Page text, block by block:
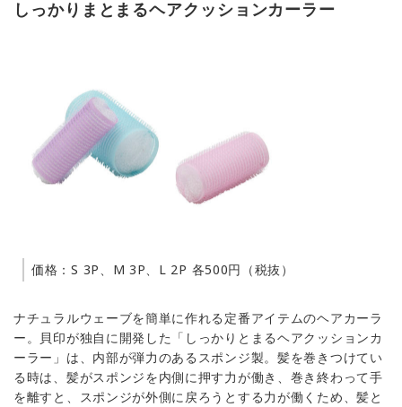
しっかりまとまるヘアクッションカーラー
価格：S 3P、M 3P、L 2P 各500円（税抜）
ナチュラルウェーブを簡単に作れる定番アイテムのヘアカーラ
ー。貝印が独自に開発した「しっかりとまるヘアクッションカ
ーラー」は、内部が弾力のあるスポンジ製。髪を巻きつけてい
る時は、髪がスポンジを内側に押す力が働き、巻き終わって手
を離すと、スポンジが外側に戻ろうとする力が働くため、髪と